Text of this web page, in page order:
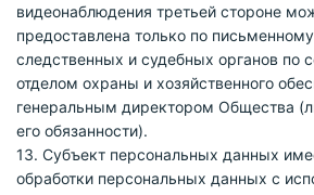
видеонаблюдения третьей стороне
предоставлена только по
следственных и судебных органов по
отделом охраны и хозяйственного
генеральным директором Общества
его обязанности).
13. Субъект персональных данных
обработки персональных данных с